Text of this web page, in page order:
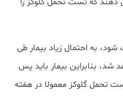
به احتمال زیاد بیمار طی
شد، بنابراین بیمار باید پس
تحمل گلوکز معمولا در هفته